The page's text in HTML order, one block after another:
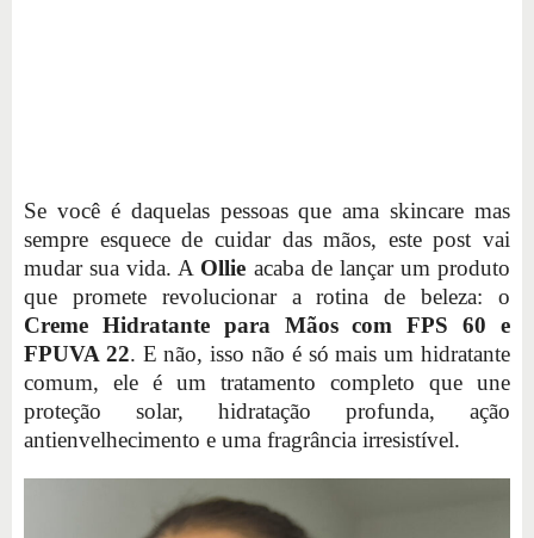
Se você é daquelas pessoas que ama skincare mas
sempre esquece de cuidar das mãos, este post vai
mudar sua vida. A Ollie acaba de lançar um produto
que promete revolucionar a rotina de beleza: o
Creme Hidratante para Mãos com FPS 60 e
FPUVA 22. E não, isso não é só mais um hidratante
comum, ele é um tratamento completo que une
proteção solar, hidratação profunda, ação
antienvelhecimento e uma fragrância irresistível.